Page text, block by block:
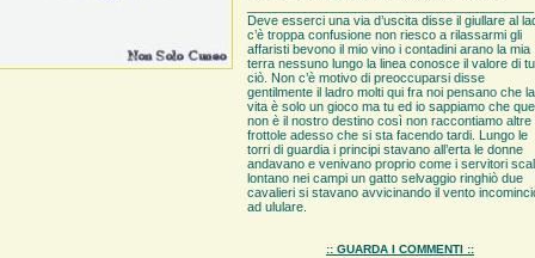
Deve esserci una via d’uscita disse il giullare al
c’è troppa confusione non riesco a rilassarmi gli
affaristi bevono il mio vino i contadini arano la mia
terra nessuno lungo la linea conosce il valore di
ciò. Non c’è motivo di preoccuparsi disse
gentilmente il ladro molti qui fra noi pensano che la
vita è solo un gioco ma tu ed io sappiamo che
non è il nostro destino così non raccontiamo altre
frottole adesso che si sta facendo tardi. Lungo le
torri di guardia i principi stavano all’erta le donne
andavano e venivano proprio come i servitori
lontano nei campi un gatto selvaggio ringhiò due
cavalieri si stavano avvicinando il vento
ad ululare.
:: GUARDA I COMMENTI ::